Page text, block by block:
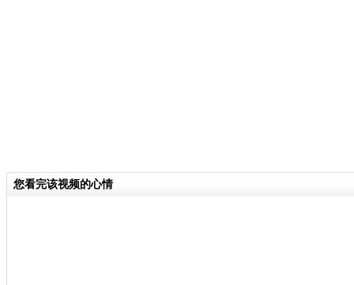
您看完该视频的心情